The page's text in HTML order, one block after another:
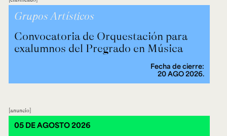
Grupos Artísticos
Convocatoria de Orquestación para
exalumnos del Pregrado en Música
Fecha de cierre:
20 AGO 2026.
anuncio
05 DE AGOSTO 2026